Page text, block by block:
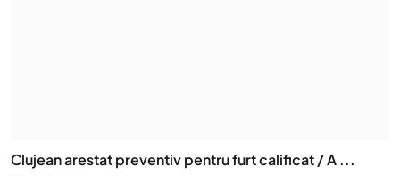
Clujean arestat preventiv pentru furt calificat / A ...